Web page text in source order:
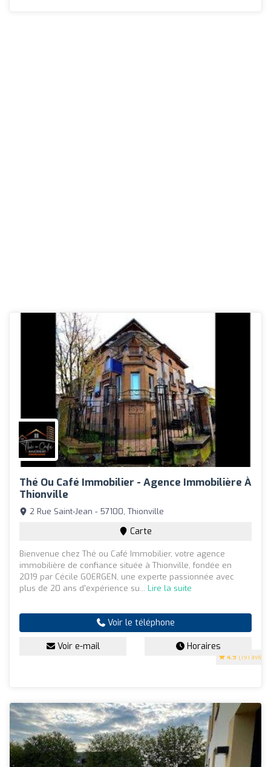
Thé Ou Café Immobilier - Agence Immobilière À
Thionville
4.9 (191 avis)
2 Rue Saint-Jean - 57100, Thionville
Carte
Bienvenue chez Thé ou Café Immobilier, votre agence
immobilière de confiance située à Thionville, fondée en
2019 par Cécile GOERGEN, une experte passionnée avec
plus de 20 ans d'expérience su... Lire la suite
Voir le téléphone
Voir e-mail Horaires